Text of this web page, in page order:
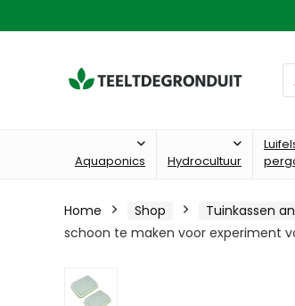
Aquaponics Hydrocultuur
Home Shop Tuinkassen
schoon te maken voor experiment